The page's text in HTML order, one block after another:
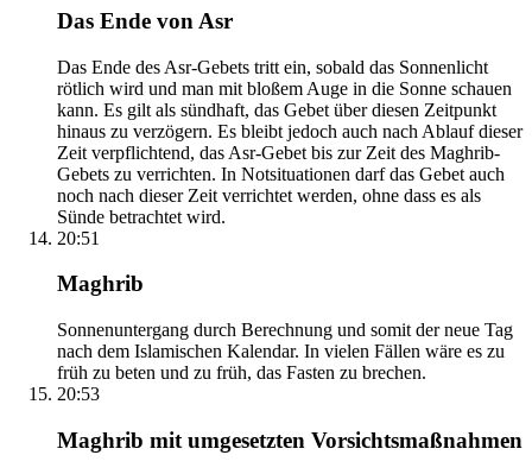
Das Ende von Asr
Das Ende des Asr-Gebets tritt ein, sobald das Sonnenlicht
rötlich wird und man mit bloßem Auge in die Sonne schauen
kann. Es gilt als sündhaft, das Gebet über diesen Zeitpunkt
hinaus zu verzögern. Es bleibt jedoch auch nach Ablauf dieser
Zeit verpflichtend, das Asr-Gebet bis zur Zeit des Maghrib-
Gebets zu verrichten. In Notsituationen darf das Gebet auch
noch nach dieser Zeit verrichtet werden, ohne dass es als
Sünde betrachtet wird.
20:51
Maghrib
Sonnenuntergang durch Berechnung und somit der neue Tag
nach dem Islamischen Kalendar. In vielen Fällen wäre es zu
früh zu beten und zu früh, das Fasten zu brechen.
20:53
Maghrib mit umgesetzten Vorsichtsmaßnahmen